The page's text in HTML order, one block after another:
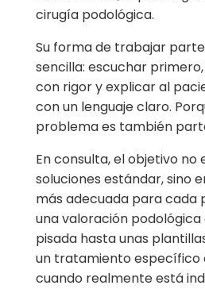
cirugía podológica.
Su forma de trabajar
sencilla: escuchar
con rigor y explicar al
con un lenguaje claro.
problema es también
En consulta, el objetivo no
soluciones estándar, sino
más adecuada para cada
una valoración podológica
pisada hasta unas
un tratamiento específico
cuando realmente está